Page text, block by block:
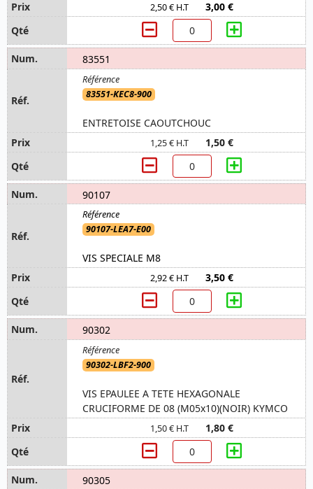
2,50 € H.T 3,00 €
83551
83551-KEC8-900
ENTRETOISE CAOUTCHOUC
1,25 € H.T 1,50 €
90107
90107-LEA7-E00
VIS SPECIALE M8
2,92 € H.T 3,50 €
90302
90302-LBF2-900
VIS EPAULEE A TETE HEXAGONALE
CRUCIFORME DE 08 (M05x10)(NOIR) KYMCO
1,50 € H.T 1,80 €
90305